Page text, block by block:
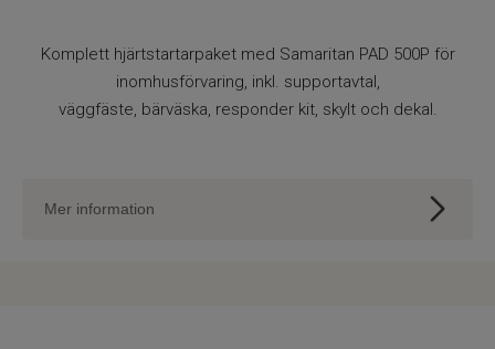
Komplett hjärtstartarpaket med Samaritan PAD 500P för
inomhusförvaring, inkl. supportavtal,
väggfäste, bärväska, responder kit, skylt och dekal.
Mer information